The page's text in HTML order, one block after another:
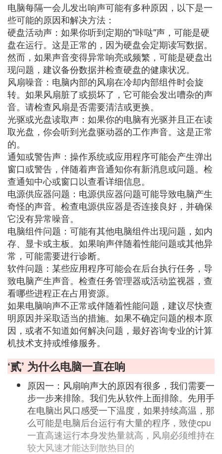
电脑每隔一会儿发出响声可能有多种原因，以下是一
些可能的原因和解决方法：
硬盘活动声：如果你听到定期的"咔哒"声，可能是硬
盘在运行。这是正常的，因为硬盘会定期读写数据。
然而，如果声音变得异常响亮或频繁，可能是硬盘出
现问题，建议备份数据并检查硬盘的健康状况。
风扇噪音：电脑内部的风扇在冷却内部组件时会旋
转。如果风扇脏了或损坏了，它可能会发出嘈杂的声
音。请检查风扇是否需要清洁或更换。
光驱或光盘读取声：如果你的电脑有光驱并且正在读
取光盘，你会听到光盘驱动器的工作声音。这是正常
的。
通知或警告声：操作系统或应用程序可能会产生弹出
窗口或警告，伴随着声音通知你有新消息或问题。检
查通知中心或窗口以查看详细信息。
电源供应器问题：电源供应器问题可能导致电脑产生
奇怪的声音。检查电源供应器是否连接良好，并确保
它没有异常噪音。
电脑组件问题：可能有其他电脑组件出现问题，如内
存、显卡或主板。如果响声伴随着性能问题或其他异
常，可能需要进行诊断。
软件问题：某些应用程序可能会在后台执行任务，导
致电脑产生声音。检查任务管理器或活动监视器，查
看哪些进程正在占用资源。
如果电脑响声不正常或伴随着性能问题，建议尽快查
明原因并采取适当的措施。如果不确定问题的根本原
因，或者不知道如何解决问题，最好咨询专业的计算
机技术支持或维修服务。
‘贰’ 为什么电脑一直在响
原因一：风扇响声大的原因有很多，我们需要一
步一步来排除。我们先从软件上面排除。先用手
在电脑出风口感受一下温度，如果持续高温，那
么可能是电脑后台运行有大量的程序，致使cpu
一直高速运行本身发热量就高，风扇必须维持在
较大风速才能达到散热目的